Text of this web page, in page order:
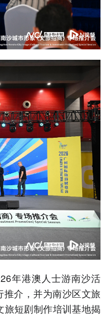
年港澳人士游南沙活
推介，并为南沙区文旅
旅短剧制作培训基地揭